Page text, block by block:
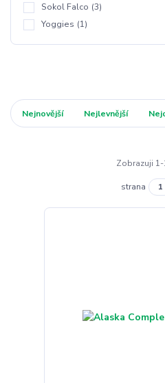
Sokol Falco (3)
Yoggies (1)
Nejnovější Nejlevnější
Zobrazuji 1-
strana